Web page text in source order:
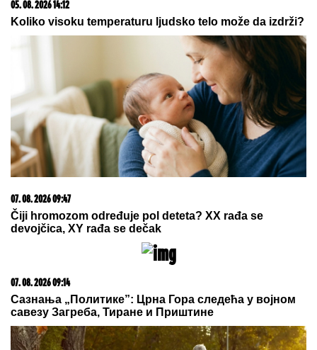
Komfor po meri klijenata: nova linija paketa ALTA
banke
letovanje - ovih 7 troškova skoro niko ne planira